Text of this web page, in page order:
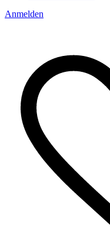
Anmelden